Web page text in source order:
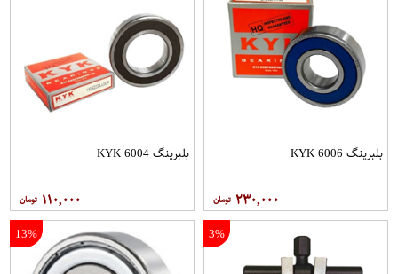
بلبرینگ 6006 KYK
۲۳۰,۰۰۰
بلبرینگ 6004 KYK
۱۱۰,۰۰۰
3%
13%